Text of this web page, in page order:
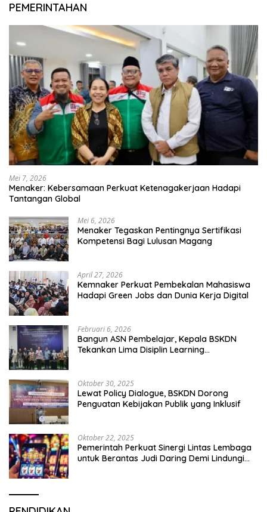
PEMERINTAHAN
Mei 7, 2026
Menaker: Kebersamaan Perkuat Ketenagakerjaan Hadapi
Tantangan Global
Mei 6, 2026
Menaker Tegaskan Pentingnya Sertifikasi
Kompetensi Bagi Lulusan Magang
April 27, 2026
Kemnaker Perkuat Pembekalan Mahasiswa
Hadapi Green Jobs dan Dunia Kerja Digital
Februari 6, 2026
Bangun ASN Pembelajar, Kepala BSKDN
Tekankan Lima Disiplin Learning
Oktober 30, 2025
Lewat Policy Dialogue, BSKDN Dorong
Penguatan Kebijakan Publik yang Inklusif
Oktober 22, 2025
Pemerintah Perkuat Sinergi Lintas Lembaga
untuk Berantas Judi Daring Demi Lindungi